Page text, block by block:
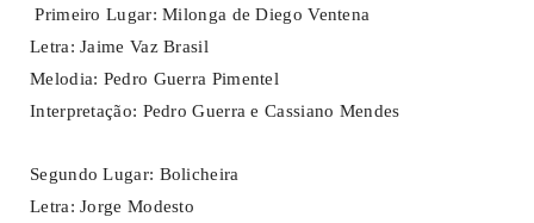
Primeiro Lugar: Milonga de Diego Ventena
Letra: Jaime Vaz Brasil
Melodia: Pedro Guerra Pimentel
Interpretação: Pedro Guerra e Cassiano Mendes
Segundo Lugar: Bolicheira
Letra: Jorge Modesto